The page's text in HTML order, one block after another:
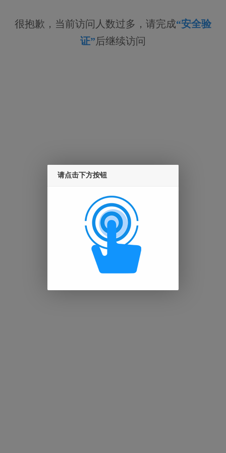
很抱歉，当前访问人数过多，请完成“安全验
证”后继续访问
请点击下方按钮